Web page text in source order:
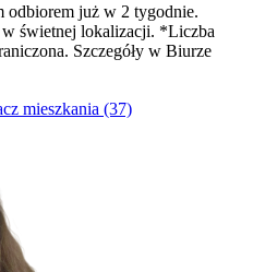
odbiorem już w 2 tygodnie.
świetnej lokalizacji. *Liczba
Szczegóły w Biurze
mieszkania (37)